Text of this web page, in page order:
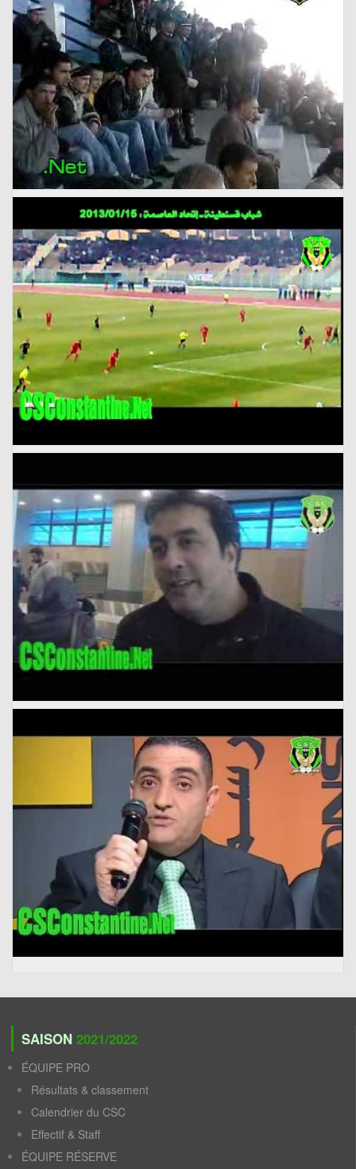
SAISON 2021/2022
ÉQUIPE PRO
Résultats & classement
Calendrier du CSC
Effectif & Staff
ÉQUIPE RÉSERVE